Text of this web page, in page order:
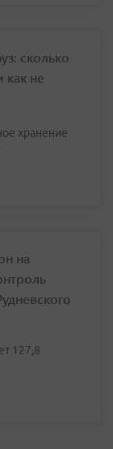
сколько
как не
хранение
на
127,8